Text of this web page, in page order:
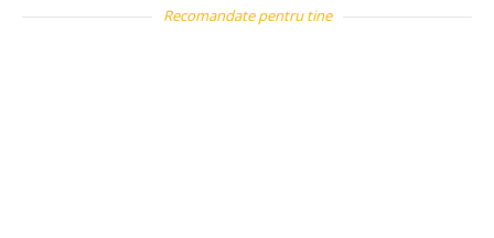
Recomandate pentru tine